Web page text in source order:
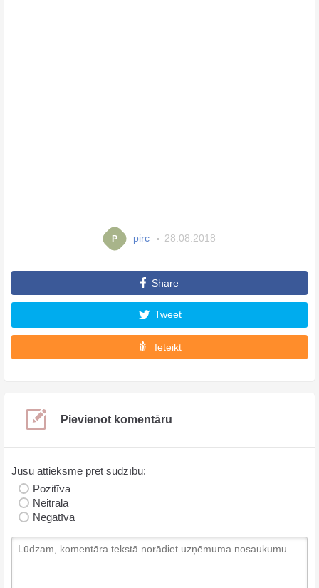
P pirc 28.08.2018
Share
Tweet
Ieteikt
Pievienot komentāru
Jūsu attieksme pret sūdzību:
Pozitīva
Neitrāla
Negatīva